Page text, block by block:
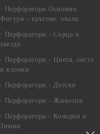
Перфоратори Основни
Фигури - кръгове, овали
Перфоратори - Сърца и
звезди
Перфоратори - Цветя, листа
и клонки
Перфоратори - Детски
Перфоратори - Животни
Перфоратори - Коледни и
Зимни